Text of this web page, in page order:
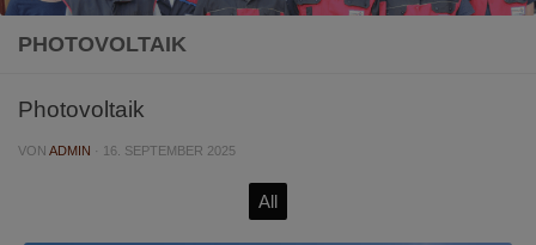
PHOTOVOLTAIK
Photovoltaik
VON ADMIN · 16. SEPTEMBER 2025
All